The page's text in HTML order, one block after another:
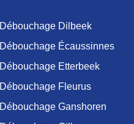
Débouchage Dilbeek
Débouchage Écaussinnes
Débouchage Etterbeek
Débouchage Fleurus
Débouchage Ganshoren